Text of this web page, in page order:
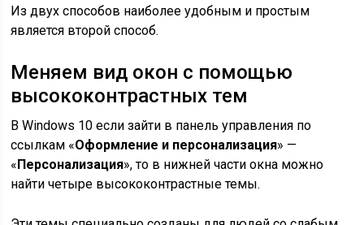
Из двух способов наиболее удобным и простым
является второй способ.
Меняем вид окон с помощью
высококонтрастных тем
В Windows 10 если зайти в панель управления по
ссылкам «Оформление и персонализация» —
«Персонализация», то в нижней части окна можно
найти четыре высококонтрастные темы.